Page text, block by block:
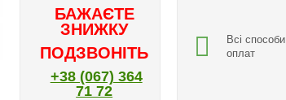
БАЖАЄТЕ
ЗНИЖКУ
ПОДЗВОНІТЬ
+38 (067) 364
71 72
Всі способи
оплат